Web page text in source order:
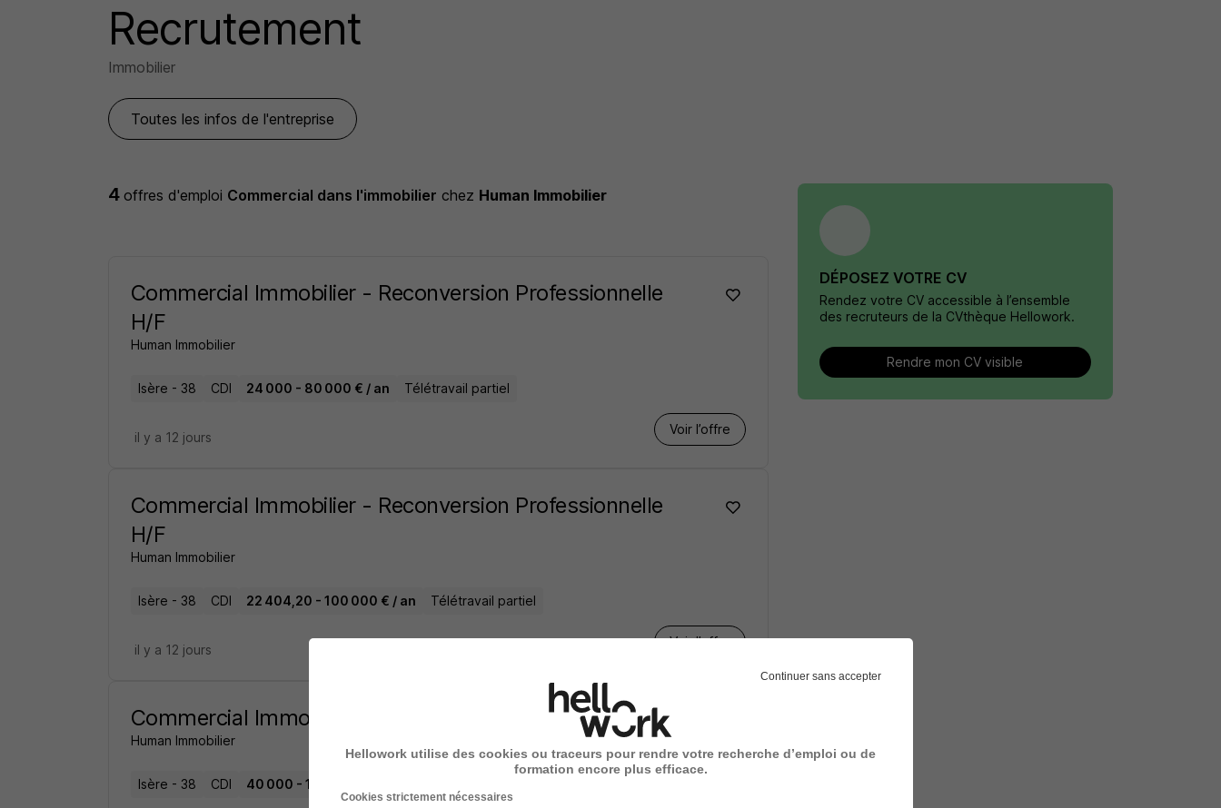
Recrutement
Immobilier
Toutes les infos de l'entreprise
4offres d'emploi Commercial dans l'immobilier chez Human Immobilier
Commercial Immobilier - Reconversion Professionnelle
H/F
Human Immobilier
Isère - 38 CDI 24 000 - 80 000 € / an Télétravail partiel
Voir l’offre
il y a 12 jours
Commercial Immobilier - Reconversion Professionnelle
H/F
Human Immobilier
Isère - 38 CDI 22 404,20 - 100 000 € / an Télétravail partiel
Voir l’offre
il y a 12 jours
Commercial Immobilier Confirmé H/F
Human Immobilier
Isère - 38 CDI 40 000 - 150 000 € / an
DÉPOSEZ VOTRE CV
Rendez votre CV accessible à l’ensemble
des recruteurs de la CVthèque Hellowork.
Rendre mon CV visible
Continuer sans accepter
Hellowork utilise des cookies ou traceurs pour rendre votre recherche d’emploi ou de
formation encore plus efficace.
Cookies strictement nécessaires